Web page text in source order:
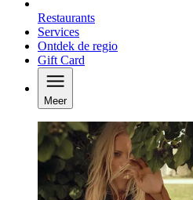
Restaurants
Services
Ontdek de regio
Gift Card
Meer